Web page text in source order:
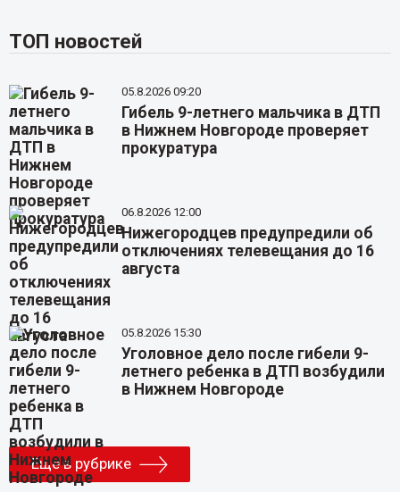
ТОП новостей
05.8.2026 09:20
Гибель 9-летнего мальчика в ДТП
в Нижнем Новгороде проверяет
прокуратура
06.8.2026 12:00
Нижегородцев предупредили об
отключениях телевещания до 16
августа
05.8.2026 15:30
Уголовное дело после гибели 9-
летнего ребенка в ДТП возбудили
в Нижнем Новгороде
Еще в рубрике